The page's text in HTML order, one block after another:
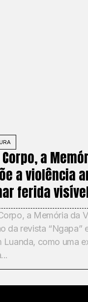
Corpo, a
a violência
ferida
a Memória da
da revista “Ngapa”
Luanda, como uma